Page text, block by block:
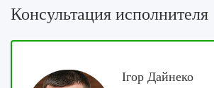
Консультация исполнителя
Ігор Дайнеко